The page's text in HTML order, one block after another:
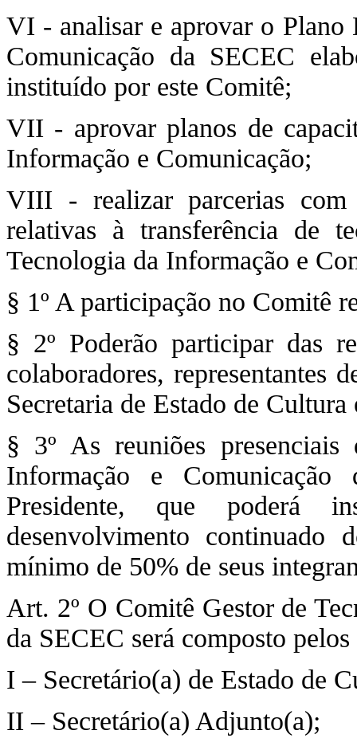
VI - analisar e aprovar o Plano
Comunicação da SECEC
instituído por este Comitê;
VII - aprovar planos de
Informação e Comunicação;
VIII - realizar parcerias com
relativas à transferência de
Tecnologia da Informação e
§ 1º A participação no Comitê
§ 2º Poderão participar das
colaboradores, representantes
Secretaria de Estado de
§ 3º As reuniões
Informação e Comunicação
Presidente, que poderá
desenvolvimento continuado
mínimo de 50% de seus
Art. 2º O Comitê Gestor de
da SECEC será composto
I – Secretário(a) de Estado de
II – Secretário(a) Adjunto(a);